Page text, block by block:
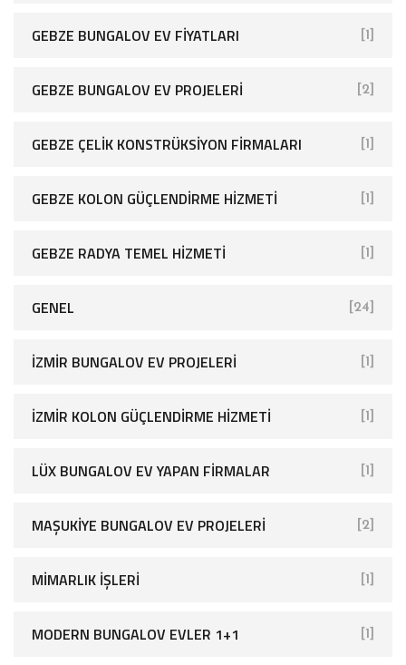
GEBZE BUNGALOV EV FIYATLARI [1]
GEBZE BUNGALOV EV PROJELERI [2]
GEBZE ÇELIK KONSTRÜKSIYON FIRMALARI [1]
GEBZE KOLON GÜÇLENDIRME HIZMETI [1]
GEBZE RADYA TEMEL HIZMETI [1]
GENEL [24]
İZMIR BUNGALOV EV PROJELERI [1]
İZMIR KOLON GÜÇLENDIRME HIZMETI [1]
LÜX BUNGALOV EV YAPAN FIRMALAR [1]
MAŞUKIYE BUNGALOV EV PROJELERI [2]
MIMARLIK İŞLERI [1]
MODERN BUNGALOV EVLER 1+1 [1]